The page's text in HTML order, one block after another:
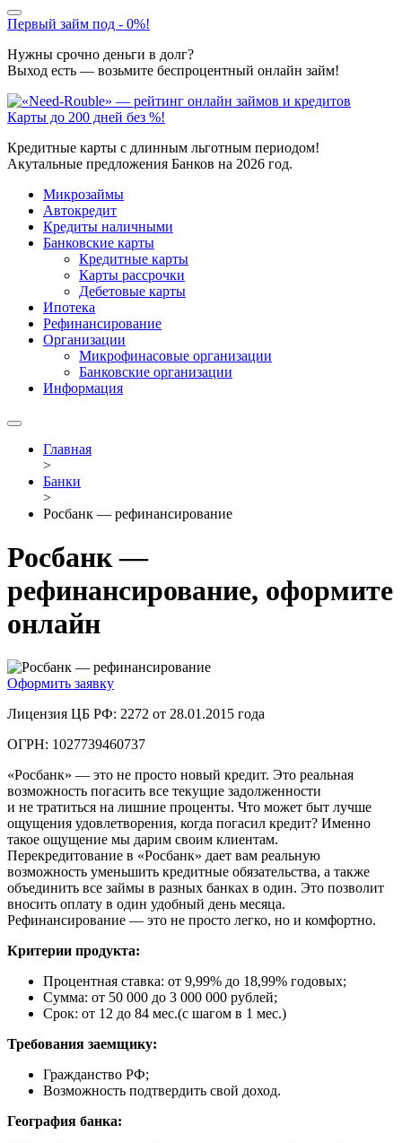
Первый займ под - 0%!
Нужны срочно деньги в долг?
Выход есть — возьмите беспроцентный онлайн займ!
Карты до 200 дней без %!
Кредитные карты с длинным льготным периодом!
Акутальные предложения Банков на 2026 год.
Микрозаймы
Автокредит
Кредиты наличными
Банковские карты
Кредитные карты
Карты рассрочки
Дебетовые карты
Ипотека
Рефинансирование
Организации
Микрофинасовые организации
Банковские организации
Информация
Главная
>
Банки
>
Росбанк — рефинансирование
Росбанк —
рефинансирование, оформите
онлайн
Оформить заявку
Лицензия ЦБ РФ: 2272 от 28.01.2015 года
ОГРН: 1027739460737
«Росбанк» — это не просто новый кредит. Это реальная
возможность погасить все текущие задолженности
и не тратиться на лишние проценты. Что может быт лучше
ощущения удовлетворения, когда погасил кредит? Именно
такое ощущение мы дарим своим клиентам.
Перекредитование в «Росбанк» дает вам реальную
возможность уменьшить кредитные обязательства, а также
объединить все займы в разных банках в один. Это позволит
вносить оплату в один удобный день месяца.
Рефинансирование — это не просто легко, но и комфортно.
Критерии продукта:
Процентная ставка: от 9,99% до 18,99% годовых;
Сумма: от 50 000 до 3 000 000 рублей;
Срок: от 12 до 84 мес.(с шагом в 1 мес.)
Требования заемщику:
Гражданство РФ;
Возможность подтвердить свой доход.
География банка: